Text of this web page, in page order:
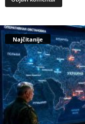
Najčitanije